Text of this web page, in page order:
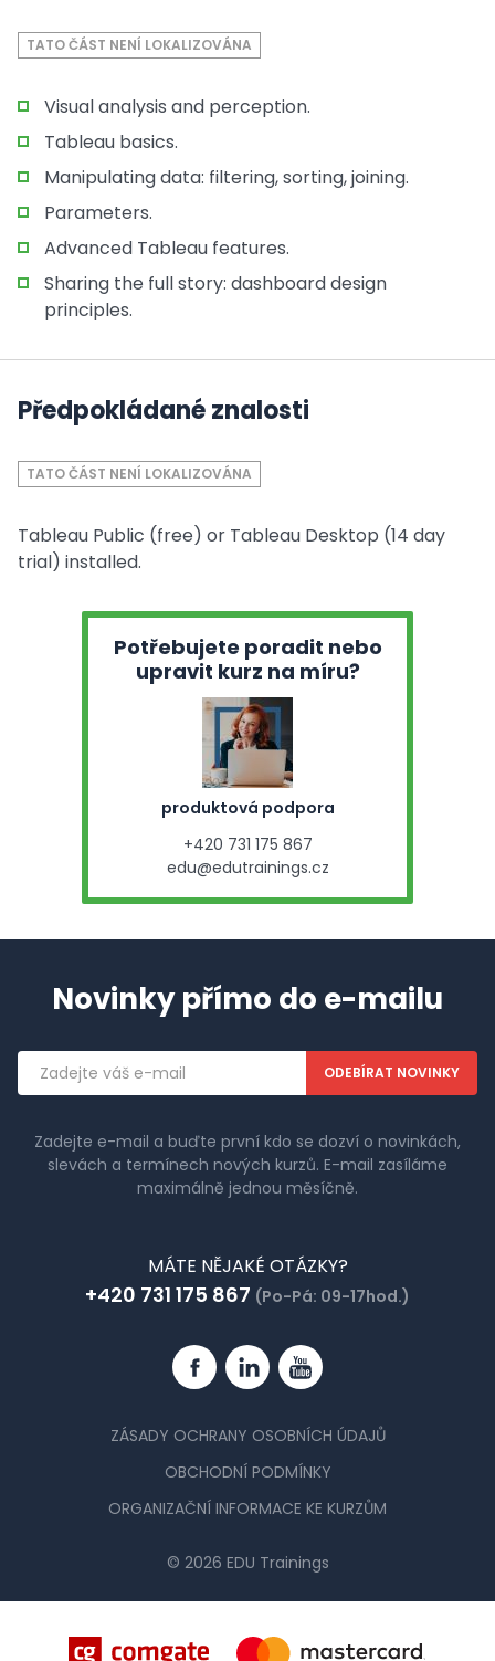
TATO ČÁST NENÍ LOKALIZOVÁNA
Visual analysis and perception.
Tableau basics.
Manipulating data: filtering, sorting, joining.
Parameters.
Advanced Tableau features.
Sharing the full story: dashboard design
principles.
Předpokládané znalosti
TATO ČÁST NENÍ LOKALIZOVÁNA
Tableau Public (free) or Tableau Desktop (14 day
trial) installed.
Potřebujete poradit nebo
upravit kurz na míru?
produktová podpora
+420 731 175 867
edu@edutrainings.cz
Novinky přímo do e-mailu
Emailová
adresa
Zadejte e-mail a buďte první kdo se dozví o novinkách,
slevách a termínech nových kurzů. E-mail zasíláme
maximálně jednou měsíčně.
MÁTE NĚJAKÉ OTÁZKY?
+420 731 175 867 (Po-Pá: 09-17hod.)
FacebookLinkedinYouTube
ZÁSADY OCHRANY OSOBNÍCH ÚDAJŮ
OBCHODNÍ PODMÍNKY
ORGANIZAČNÍ INFORMACE KE KURZŮM
© 2026 EDU Trainings